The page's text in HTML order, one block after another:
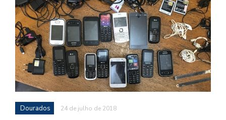
Dourados 24 de julho de 2018